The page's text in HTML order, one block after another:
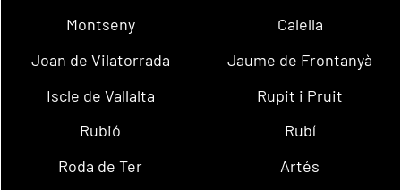
Montseny
Calella
Joan de Vilatorrada
Jaume de Frontanyà
Iscle de Vallalta
Rupit i Pruit
Rubió
Rubí
Roda de Ter
Artés